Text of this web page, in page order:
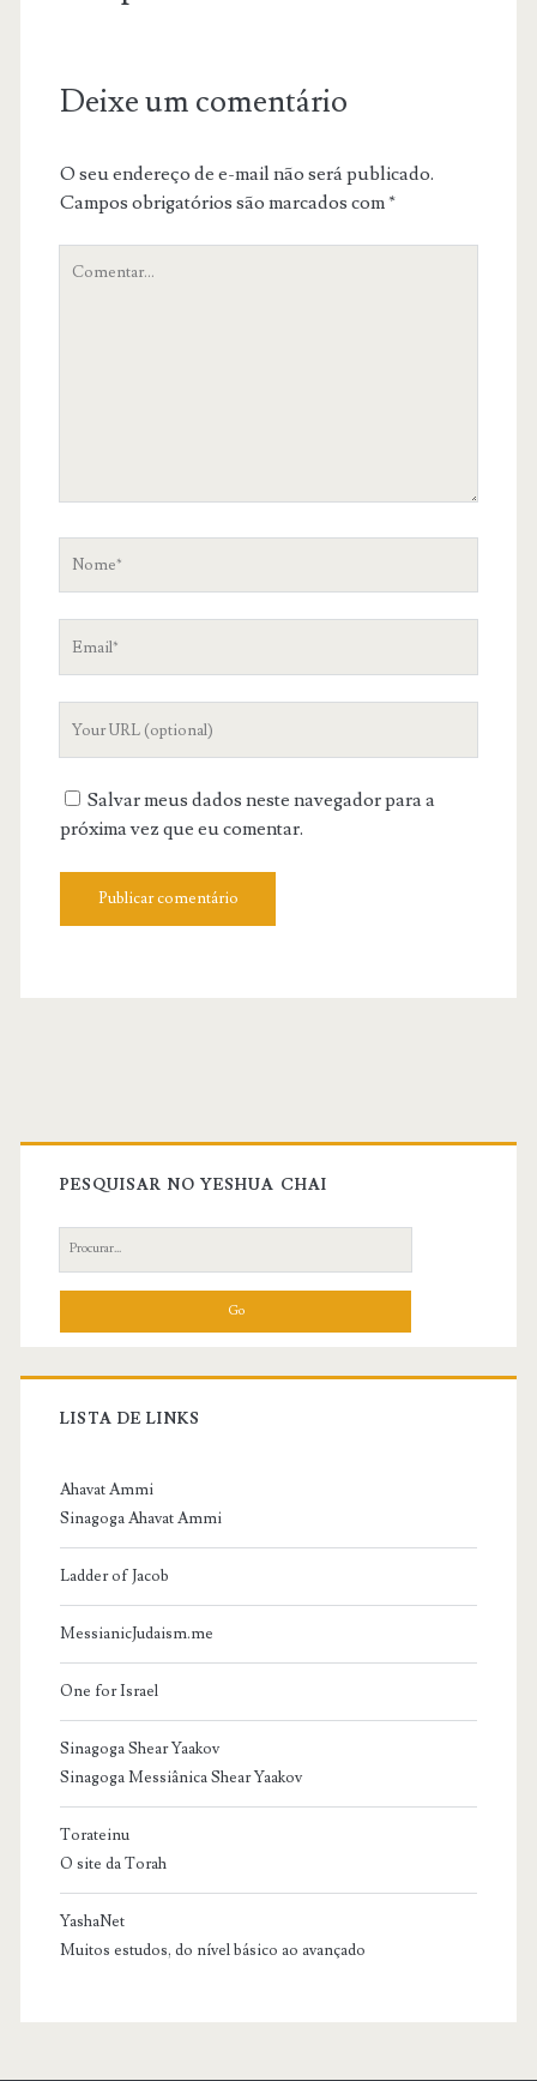
Deixe um comentário
O seu endereço de e-mail não será publicado.
Campos obrigatórios são marcados com*
Salvar meus dados neste navegador para a
próxima vez que eu comentar.
Primary
Sidebar
PESQUISAR NO YESHUA CHAI
Search
for:
LISTA DE LINKS
Ahavat Ammi
Sinagoga Ahavat Ammi
Ladder of Jacob
MessianicJudaism.me
One for Israel
Sinagoga Shear Yaakov
Sinagoga Messiânica Shear Yaakov
Torateinu
O site da Torah
YashaNet
Muitos estudos, do nível básico ao avançado